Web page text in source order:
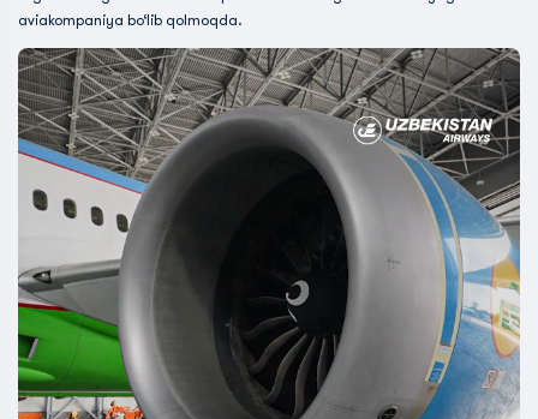
aviakompaniya bo‘lib qolmoqda.